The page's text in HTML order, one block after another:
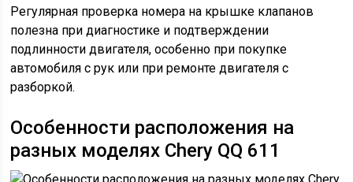
Регулярная проверка номера на крышке клапанов
полезна при диагностике и подтверждении
подлинности двигателя, особенно при покупке
автомобиля с рук или при ремонте двигателя с
разборкой.
Особенности расположения на
разных моделях Chery QQ 611